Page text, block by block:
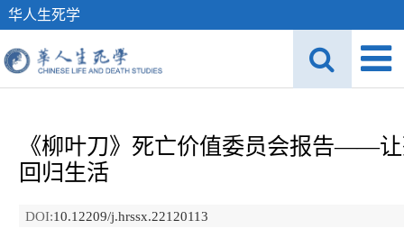
华人生死学
《柳叶刀》死亡价值委员会报告——
回归生活
DOI:10.12209/j.hrssx.22120113